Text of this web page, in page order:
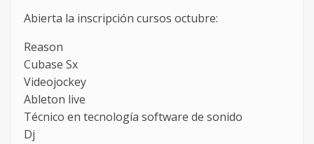
Abierta la inscripción cursos octubre:
Reason
Cubase Sx
Videojockey
Ableton live
Técnico en tecnología software de sonido
Dj